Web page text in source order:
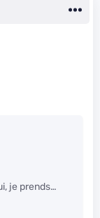
je prends…